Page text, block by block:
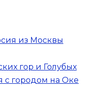
из Москвы
гор и Голубых
с городом на Оке